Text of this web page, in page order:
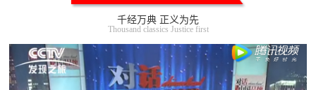
千经万典 正义为先
Thousand classics Justice first